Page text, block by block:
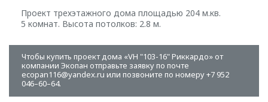
Проект трехэтажного дома площадью 204 м.кв.
5 комнат. Высота потолков: 2.8 м.
Чтобы купить проект дома «VH "103-16" Риккардо» от
компании Экопан отправьте заявку по почте
ecopan116@yandex.ru или позвоните по номеру +7 952
046–60–64.